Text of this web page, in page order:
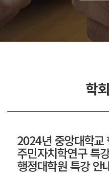
학
2024년 중앙대학교
주민자치학연구 특
행정대학원 특강 안